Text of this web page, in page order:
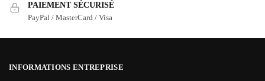
PAIEMENT SÉCURISÉ
PayPal / MasterCard / Visa
INFORMATIONS ENTREPRISE